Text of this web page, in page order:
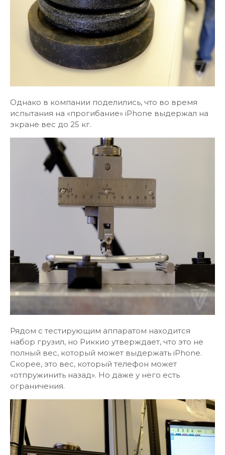
Однако в компании поделились, что во время
испытания на «прогибание» iPhone выдержал на
экране вес до 25 кг.
Рядом с тестирующим аппаратом находится
набор грузил, но Риккио утверждает, что это не
полный вес, который может выдержать iPhone.
Скорее, это вес, который телефон может
«отпружинить назад». Но даже у него есть
ограничения.